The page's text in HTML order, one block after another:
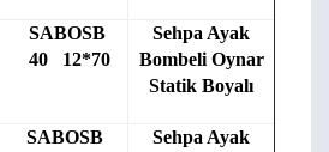
SABOSB
40 12*70
Sehpa Ayak
Bombeli Oynar
Statik Boyalı
SABOSB
Sehpa Ayak